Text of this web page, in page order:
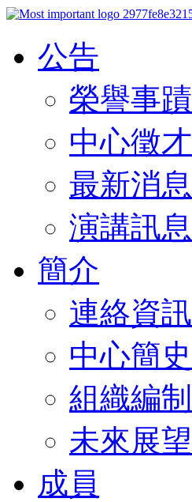
公告
榮譽事蹟
中心徵才
最新消息
演講訊息
簡介
連絡資訊
中心簡史
組織編制
未來展望
成員